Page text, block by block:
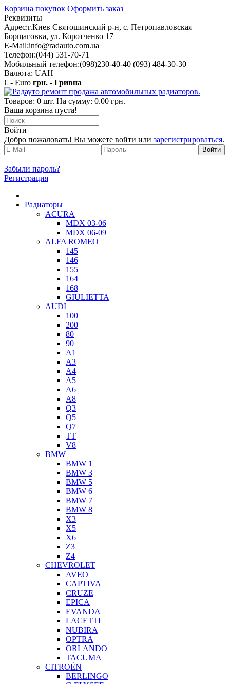
Корзина покупок Оформить заказ
Реквизиты
Адрес:г.Киев Святошинский р-н, с. Петропавловская
Борщаговка, ул. Коротченко 17
E-Mail:info@radauto.com.ua
Телефон:(044) 531-70-71
Мобильный телефон:(098)230-40-40 (093) 484-30-30
Валюта: UAH
€ - Euro грн. - Гривна
Товаров: 0 шт. На сумму: 0.00 грн.
Ваша корзина пуста!
Войти
Добро пожаловать! Вы можете войти или зарегистрироваться.
Забыли пароль?
Регистрация
Радиаторы
ACURA
MDX 03-06
MDX 06-09
ALFA ROMEO
145
146
155
164
168
GIULIETTA
AUDI
100
200
80
90
A1
A3
A4
A5
A6
A8
Q3
Q5
Q7
TT
V8
BMW
BMW 1
BMW 3
BMW 5
BMW 6
BMW 7
BMW 8
X3
X5
X6
Z3
Z4
CHEVROLET
AVEO
CAPTIVA
CRUZE
EPICA
EVANDA
LACETTI
NUBIRA
OPTRA
ORLANDO
TACUMA
CITROËN
BERLINGO